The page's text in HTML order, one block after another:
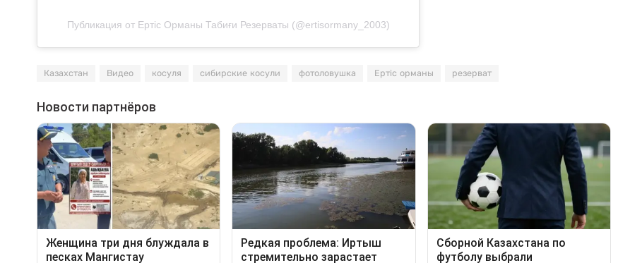
Публикация от Ертіс Орманы Табиғи Резерваты (@ertisormany_2003)
Казахстан Видео косуля сибирские косули фотоловушка Ертіс орманы резерват